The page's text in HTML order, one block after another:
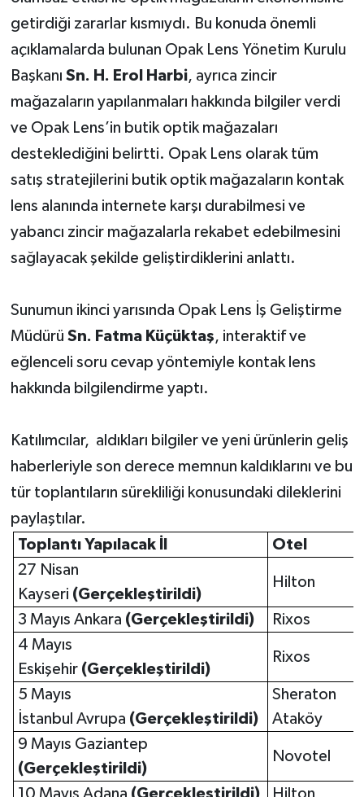
getirdiği zararlar kısmıydı. Bu konuda önemli
açıklamalarda bulunan Opak Lens Yönetim Kurulu
Başkanı Sn. H. Erol Harbi, ayrıca zincir
mağazaların yapılanmaları hakkında bilgiler verdi
ve Opak Lens’in butik optik mağazaları
desteklediğini belirtti. Opak Lens olarak tüm
satış stratejilerini butik optik mağazaların kontak
lens alanında internete karşı durabilmesi ve
yabancı zincir mağazalarla rekabet edebilmesini
sağlayacak şekilde geliştirdiklerini anlattı.
Sunumun ikinci yarısında Opak Lens İş Geliştirme
Müdürü Sn. Fatma Küçüktaş, interaktif ve
eğlenceli soru cevap yöntemiyle kontak lens
hakkında bilgilendirme yaptı.
Katılımcılar, aldıkları bilgiler ve yeni ürünlerin geliş
haberleriyle son derece memnun kaldıklarını ve bu
tür toplantıların sürekliliği konusundaki dileklerini
paylaştılar.
Toplantı Yapılacak İl
Otel
27 Nisan
Kayseri (Gerçekleştirildi)
Hilton
3 Mayıs Ankara (Gerçekleştirildi)
Rixos
4 Mayıs
Eskişehir (Gerçekleştirildi)
Rixos
5 Mayıs
İstanbul Avrupa (Gerçekleştirildi)
Sheraton
Ataköy
9 Mayıs Gaziantep
(Gerçekleştirildi)
Novotel
10 Mayıs Adana (Gerçekleştirildi) Hilton